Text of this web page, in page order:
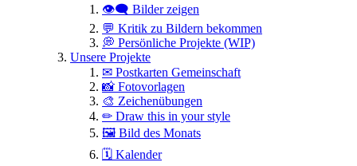
👁️‍🗨️ Bilder zeigen
💬 Kritik zu Bildern bekommen
💭 Persönliche Projekte (WIP)
Unsere Projekte
✉ Postkarten Gemeinschaft
📸 Fotovorlagen
🎨 Zeichenübungen
✏ Draw this in your style
🖼 Bild des Monats
🗓 Kalender